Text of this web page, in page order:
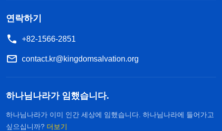
연락하기
+82-1566-2851
contact.kr@kingdomsalvation.org
하나님나라가 임했습니다.
하나님나라가 이미 인간 세상에 임했습니다. 하나님나라에 들어가고
싶으십니까? 더보기